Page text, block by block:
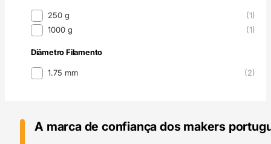
Peso250 g
(1)
1000 g
(1)
Diâmetro Filamento
Diâmetro Filamento
1.75 mm (2)
A marca de confiança dos makers